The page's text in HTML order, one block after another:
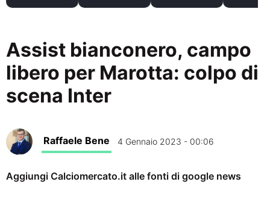
Assist bianconero, campo
libero per Marotta: colpo di
scena Inter
Raffaele Bene 4 Gennaio 2023 - 00:06
Aggiungi Calciomercato.it alle fonti di google news